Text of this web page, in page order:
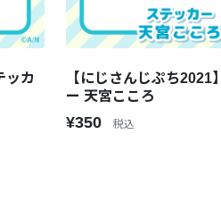
ッカ
【にじさんじぷち2021
ー 天宮こころ
¥350 税込